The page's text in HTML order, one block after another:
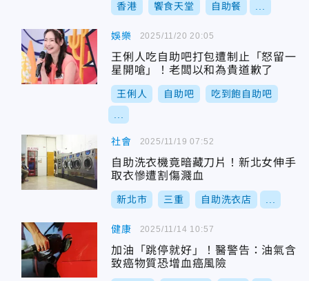
香港 饗食天堂 自助餐
娛樂
王俐人吃自助吧打包遭制止「怒留一
星開嗆」！老闆以和為貴道歉了
王俐人 自助吧 吃到飽自助吧
2025/11/20 20:05
社會
自助洗衣機竟暗藏刀片！新北女伸手
取衣慘遭割傷濺血
新北市 三重 自助洗衣店
2025/11/19 07:52
健康
加油「跳停就好」！醫警告：油氣含
致癌物質恐增血癌風險
2025/11/14 10:57